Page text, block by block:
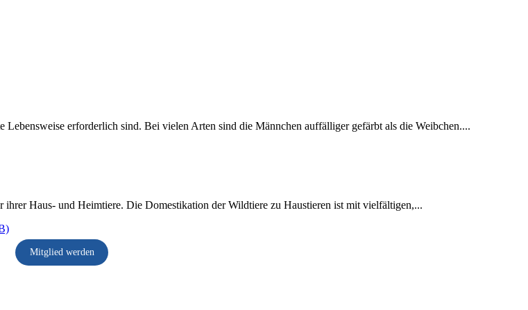
erforderlich sind. Bei vielen Arten sind die Männchen auffälliger gefärbt als die Weibchen....
ihrer Haus- und Heimtiere. Die Domestikation der Wildtiere zu Haustieren ist mit vielfältigen,...
Mitglied werden